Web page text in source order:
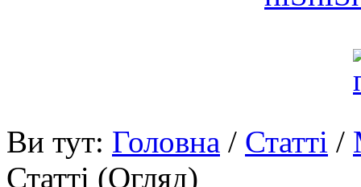
Ви тут: Головна / Статті /
Статті (Огляд)